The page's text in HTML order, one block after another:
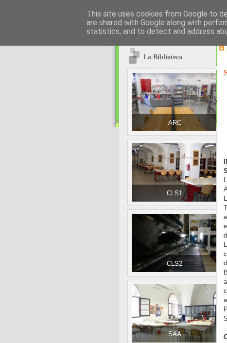
La Biblioteca
ARC
CLS1
CLS2
SAA
This site uses cookies from Google to
are shared with Google along with
statistics, and to detect and address